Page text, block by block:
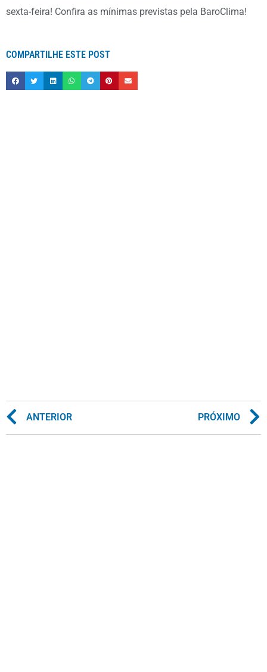
sexta-feira! Confira as mínimas previstas pela BaroClima!
COMPARTILHE ESTE POST
ANTERIOR PRÓXIMO